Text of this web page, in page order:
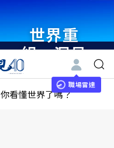
世界重
組・洞見
未來 與
世界領袖
職場雷達
你看懂世界了嗎？